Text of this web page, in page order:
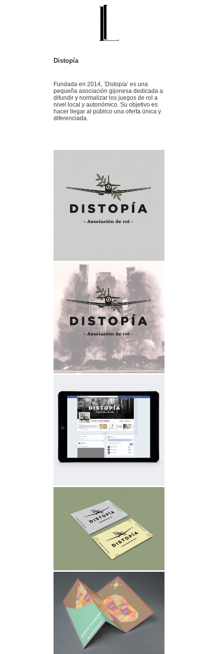
Distopía
Fundada en 2014, ‘Distopía’ es una
pequeña asociación gijonesa dedicada a
difundir y normalizar los juegos de rol a
nivel local y autonómico. Su objetivo es
hacer llegar al público una oferta única y
diferenciada.